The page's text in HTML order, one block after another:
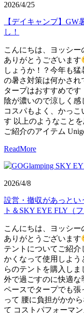
2026/4/25
【デイキャンプ】
し！
こんにちは、ヨッシー
ありがとうございます
しょうか！？今年も
の暑さ対策は何かされ
タープはおすすめです
陰が濃いので涼しく感
コスパもよく、かっ
す 以上のようなこと
ご紹介のアイテム
ReadMore
2026/4/8
設営・撤収があっとい
ト＆SKY EYE FLY（
こんにちは、ヨッシー
ありがとうございます
テントについてご紹
かくなって使用しよう
らのテントを購入し
外で過ごすのに快適な
ペースでタープでも
って 腰に負担がかか
て コストパフォーマ